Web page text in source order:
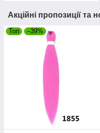
Акційні пропозиції та
Топ –39%